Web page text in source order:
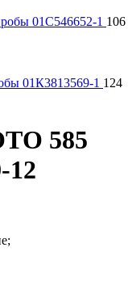
01С546652-1 106
01К3813569-1 124
585
12